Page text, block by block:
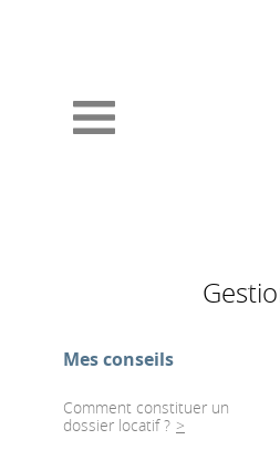
Mes conseils
Comment constituer un
dossier locatif ?